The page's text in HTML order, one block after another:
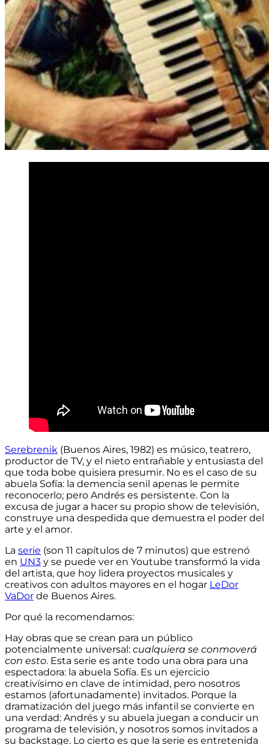
Serebrenik (Buenos Aires, 1982) es músico, teatrero,
productor de TV, y el nieto entrañable y entusiasta del
que toda bobe quisiera presumir. No es el caso de su
abuela Sofía: la demencia senil apenas le permite
reconocerlo; pero Andrés es persistente. Con la
excusa de jugar a hacer su propio show de televisión,
construye una despedida que demuestra el poder del
arte y el amor.
La serie (son 11 capítulos de 7 minutos) que estrenó
en UN3 y se puede ver en Youtube transformó la vida
del artista, que hoy lidera proyectos musicales y
creativos con adultos mayores en el hogar LeDor
VaDor de Buenos Aires.
Por qué la recomendamos:
Hay obras que se crean para un público
potencialmente universal: cualquiera se conmoverá
con esto. Esta serie es ante todo una obra para una
espectadora: la abuela Sofía. Es un ejercicio
creativísimo en clave de intimidad, pero nosotros
estamos (afortunadamente) invitados. Porque la
dramatización del juego más infantil se convierte en
una verdad: Andrés y su abuela juegan a conducir un
programa de televisión, y nosotros somos invitados a
su backstage. Lo cierto es que la serie es entretenida